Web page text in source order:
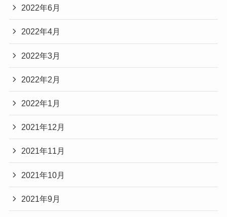
2022年6月
2022年4月
2022年3月
2022年2月
2022年1月
2021年12月
2021年11月
2021年10月
2021年9月